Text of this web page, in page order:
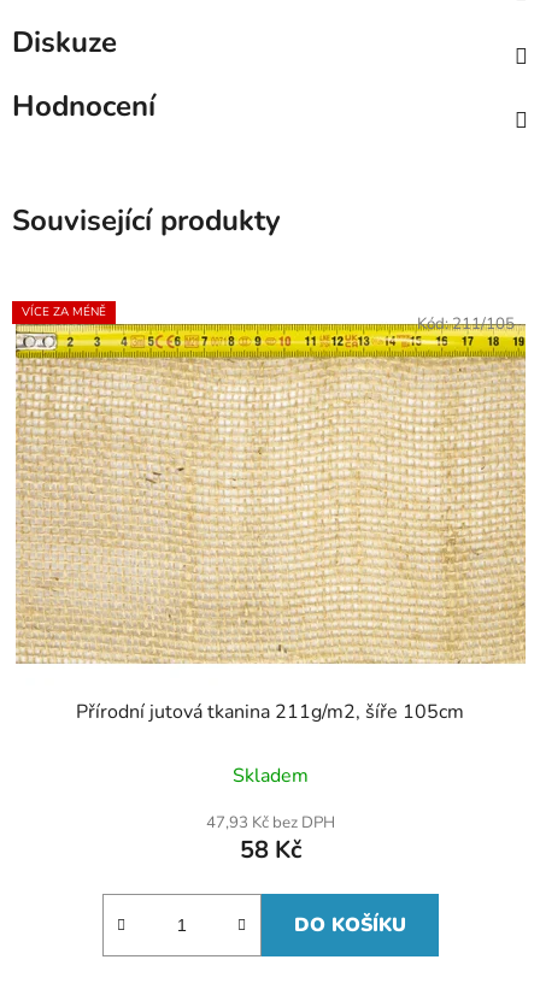
Diskuze
Hodnocení
Související produkty
VÍCE ZA MÉNĚ
Přírodní jutová tkanina 211g/m2, šíře 105cm
hodnocení
je
5,0
5
hvězdiček.
Skladem
47,93 Kč bez DPH
58 Kč
DO KOŠÍKU
Kód:211/105